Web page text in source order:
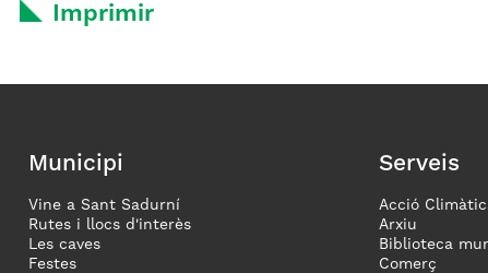
Imprimir
Municipi
Vine a Sant Sadurní
Rutes i llocs d'interès
Les caves
Festes
Serveis
Acció
Arxiu
Biblioteca
Comerç